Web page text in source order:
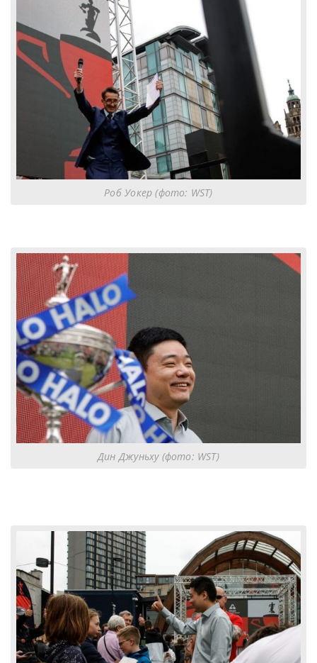
Роб Уокер (фото: WST)
Дин Джуньху (фото: WST)